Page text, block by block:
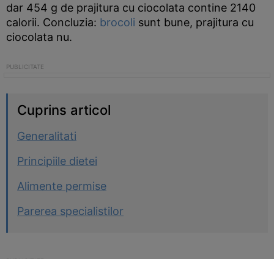
dar 454 g de prajitura cu ciocolata contine 2140
calorii. Concluzia: brocoli sunt bune, prajitura cu
ciocolata nu.
Cuprins articol
Generalitati
Principiile dietei
Alimente permise
Parerea specialistilor